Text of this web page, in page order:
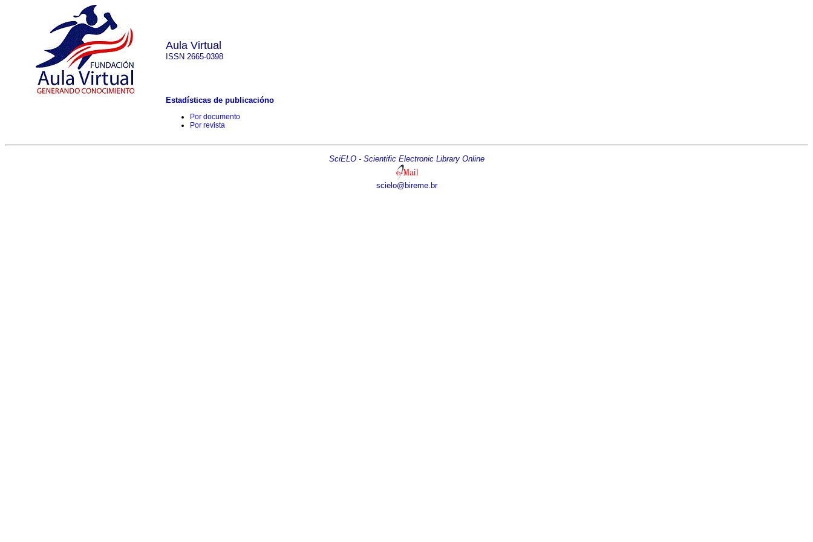
Aula Virtual
ISSN 2665-0398
Estadísticas de publicacióno
Por documento
Por revista
SciELO - Scientific Electronic Library Online
scielo@bireme.br